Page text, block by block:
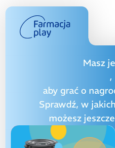
Masz
,
aby grać o
Sprawdź, w
możesz